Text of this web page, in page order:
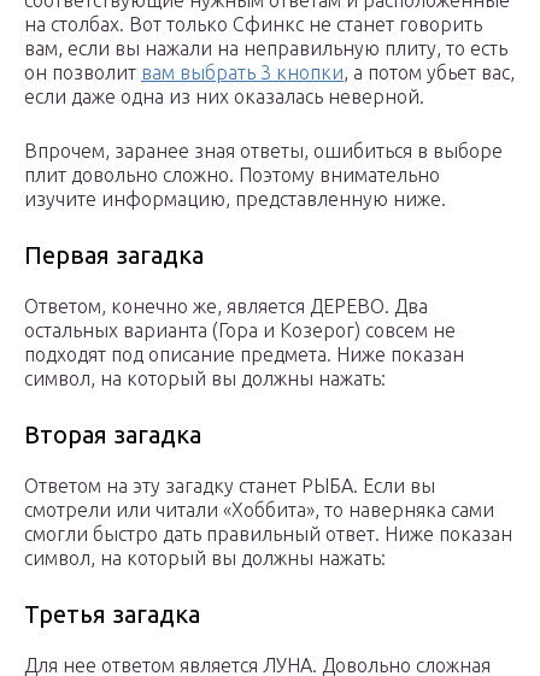
на столбах. Вот только Сфинкс не станет говорить
вам, если вы нажали на неправильную плиту, то есть
он позволит вам выбрать 3 кнопки, а потом убьет вас,
если даже одна из них оказалась неверной.
Впрочем, заранее зная ответы, ошибиться в выборе
плит довольно сложно. Поэтому внимательно
изучите информацию, представленную ниже.
Первая загадка
Ответом, конечно же, является ДЕРЕВО. Два
остальных варианта (Гора и Козерог) совсем не
подходят под описание предмета. Ниже показан
символ, на который вы должны нажать:
Вторая загадка
Ответом на эту загадку станет РЫБА. Если вы
смотрели или читали «Хоббита», то наверняка сами
смогли быстро дать правильный ответ. Ниже показан
символ, на который вы должны нажать:
Третья загадка
Для нее ответом является ЛУНА. Довольно сложная